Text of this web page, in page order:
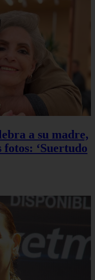
a su madre,
‘Suertudo